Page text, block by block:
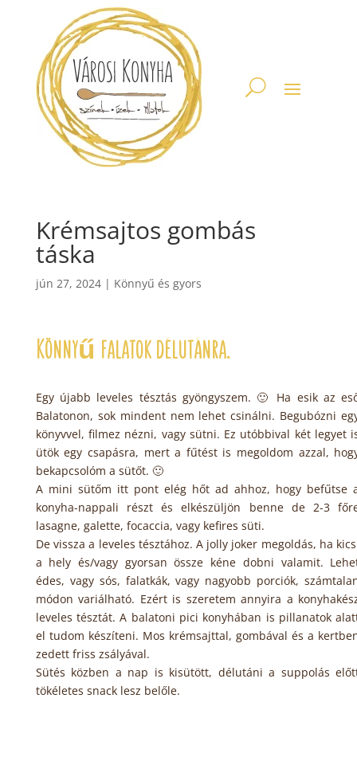
Krémsajtos gombás
táska
jún 27, 2024| Könnyű és gyors
Könnyű falatok délutánra.
Egy újabb leveles tésztás gyöngyszem. 🙂 Ha esik az
Balatonon, sok mindent nem lehet csinálni. Begubózni
könyvvel, filmez nézni, vagy sütni. Ez utóbbival két legyet
ütök egy csapásra, mert a fűtést is megoldom azzal,
bekapcsolóm a sütőt. 🙂
A mini sütőm itt pont elég hőt ad ahhoz, hogy befűtse
konyha-nappali részt és elkészüljön benne de 2-3
lasagne, galette, focaccia, vagy kefires süti.
De vissza a leveles tésztához. A jolly joker megoldás, ha
a hely és/vagy gyorsan össze kéne dobni valamit.
édes, vagy sós, falatkák, vagy nagyobb porciók,
módon variálható. Ezért is szeretem annyira a
leveles tésztát. A balatoni pici konyhában is pillanatok
el tudom készíteni. Mos krémsajttal, gombával és a
zedett friss zsályával.
Sütés közben a nap is kisütött, délutáni a suppolás
tökéletes snack lesz belőle.